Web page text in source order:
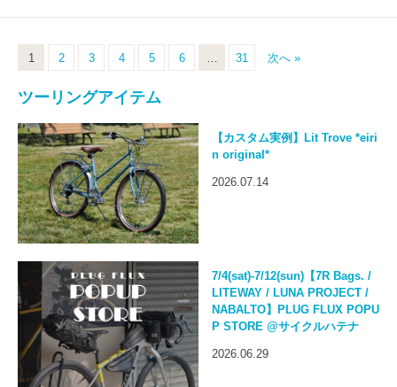
1 2 3 4 5 6 … 31 次へ »
ツーリングアイテム
【カスタム実例】Lit Trove *eiri
n original*
2026.07.14
7/4(sat)-7/12(sun)【7R Bags. /
LITEWAY / LUNA PROJECT /
NABALTO】PLUG FLUX POPU
P STORE @サイクルハテナ
2026.06.29